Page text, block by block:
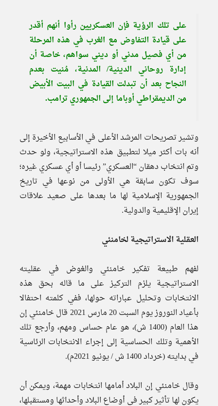
على تلك الرؤية فإن العسكريين رأوا أنهم أقدر
على قيادة التفاوض مع الغرب في هذه المرحلة
من أي فصيل مدني أو ديني سواهم، خاصة أن
إدارة روحاني الدينية/ المدنية، مُنيت بعدم
النجاح بعد أن تبدلت القيادة في البيت الأبيض
من الديمقراطي أوباما إلى الجمهوري ترامب.
وتشير تصريحات المرشد الأعلى في الأسابيع الأخيرة إلى
أنه بات أكثر ميلا لتطبيق هذه الاستراتيجية، ولو حدث
وتم انتخاب دهقان “العسكري” رئيسا أو أي عسكري غيره؛
سوف تكون سابقة هي الأولى من نوعها في تاريخ
الجمهورية الإسلامية لها ما بعدها على صعيد علاقات
إيران الإقليمية والدولية.
العقلية الاستراتيجية لخامنئي
لفهم طبيعة تفكير خامنئي والغوض في عقليته
الاستراتيجية يلزم التركيز على ما قاله بحق هذه
الانتخابات وتحليل عباراته حولها، ففي كلمته احتفالا
بأعياد النوروز يوم السبت 20 مارس 2021 قال خامنئي إن
هذا العام (1400 ش)، هو عام حساس ومهم، وأرجع تلك
الأهمية وتلك الحساسية إلى إجراء الانتخابات الرئاسية
في بدايته (خرداد 1400 ش / يونيو 2021م).
وقال خامنئي إن البلاد أمامها انتخابات مهمة، ويمكن أن
يكون لها تأثير كبير في أوضاع البلاد وأحداثها ومستقبلها،